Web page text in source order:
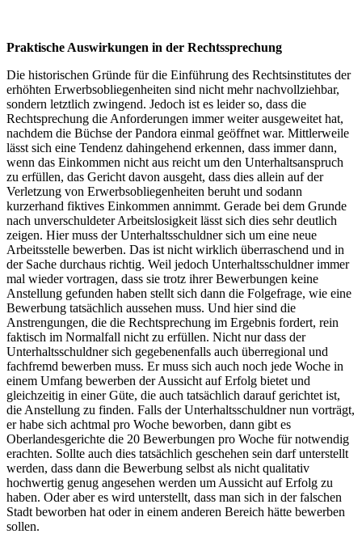
Praktische Auswirkungen in der Rechtssprechung
Die historischen Gründe für die Einführung des Rechtsinstitutes der
erhöhten Erwerbsobliegenheiten sind nicht mehr nachvollziehbar,
sondern letztlich zwingend. Jedoch ist es leider so, dass die
Rechtsprechung die Anforderungen immer weiter ausgeweitet hat,
nachdem die Büchse der Pandora einmal geöffnet war. Mittlerweile
lässt sich eine Tendenz dahingehend erkennen, dass immer dann,
wenn das Einkommen nicht aus reicht um den Unterhaltsanspruch
zu erfüllen, das Gericht davon ausgeht, dass dies allein auf der
Verletzung von Erwerbsobliegenheiten beruht und sodann
kurzerhand fiktives Einkommen annimmt. Gerade bei dem Grunde
nach unverschuldeter Arbeitslosigkeit lässt sich dies sehr deutlich
zeigen. Hier muss der Unterhaltsschuldner sich um eine neue
Arbeitsstelle bewerben. Das ist nicht wirklich überraschend und in
der Sache durchaus richtig. Weil jedoch Unterhaltsschuldner immer
mal wieder vortragen, dass sie trotz ihrer Bewerbungen keine
Anstellung gefunden haben stellt sich dann die Folgefrage, wie eine
Bewerbung tatsächlich aussehen muss. Und hier sind die
Anstrengungen, die die Rechtsprechung im Ergebnis fordert, rein
faktisch im Normalfall nicht zu erfüllen. Nicht nur dass der
Unterhaltsschuldner sich gegebenenfalls auch überregional und
fachfremd bewerben muss. Er muss sich auch noch jede Woche in
einem Umfang bewerben der Aussicht auf Erfolg bietet und
gleichzeitig in einer Güte, die auch tatsächlich darauf gerichtet ist,
die Anstellung zu finden. Falls der Unterhaltsschuldner nun vorträgt,
er habe sich achtmal pro Woche beworben, dann gibt es
Oberlandesgerichte die 20 Bewerbungen pro Woche für notwendig
erachten. Sollte auch dies tatsächlich geschehen sein darf unterstellt
werden, dass dann die Bewerbung selbst als nicht qualitativ
hochwertig genug angesehen werden um Aussicht auf Erfolg zu
haben. Oder aber es wird unterstellt, dass man sich in der falschen
Stadt beworben hat oder in einem anderen Bereich hätte bewerben
sollen.